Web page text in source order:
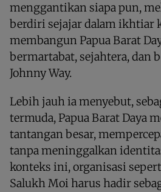
menggantikan siapa pun,
berdiri sejajar dalam ikhtiar
membangun Papua Barat
bermartabat, sejahtera, dan
Johnny Way.
Lebih jauh ia menyebut,
termuda, Papua Barat Daya
tantangan besar,
tanpa meninggalkan
konteks ini, organisasi
Salukh Moi harus hadir